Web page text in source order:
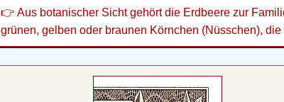
👉 Aus botanischer Sicht gehört die Erdbeere zur
grünen, gelben oder braunen Körnchen (Nüsschen),